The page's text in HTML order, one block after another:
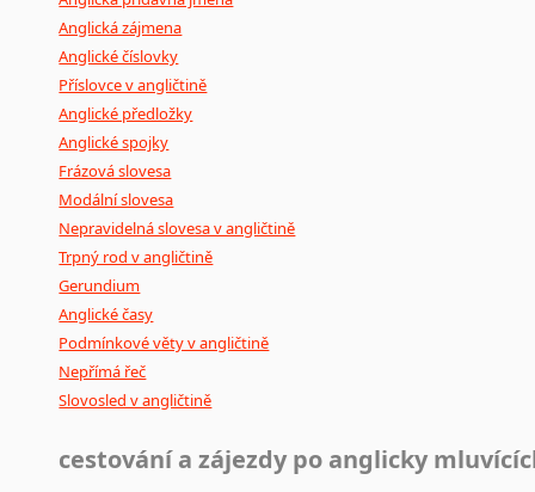
Anglická zájmena
Anglické číslovky
Příslovce v angličtině
Anglické předložky
Anglické spojky
Frázová slovesa
Modální slovesa
Nepravidelná slovesa v angličtině
Trpný rod v angličtině
Gerundium
Anglické časy
Podmínkové věty v angličtině
Nepřímá řeč
Slovosled v angličtině
cestování a zájezdy po anglicky